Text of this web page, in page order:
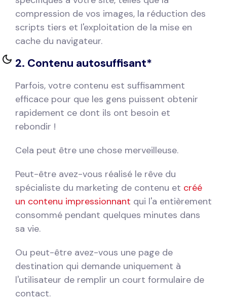
compression de vos images, la réduction des
scripts tiers et l'exploitation de la mise en
cache du navigateur.
2. Contenu autosuffisant*
Parfois, votre contenu est suffisamment
efficace pour que les gens puissent obtenir
rapidement ce dont ils ont besoin et
rebondir !
Cela peut être une chose merveilleuse.
Peut-être avez-vous réalisé le rêve du
spécialiste du marketing de contenu et créé
un contenu impressionnant qui l'a entièrement
consommé pendant quelques minutes dans
sa vie.
Ou peut-être avez-vous une page de
destination qui demande uniquement à
l'utilisateur de remplir un court formulaire de
contact.